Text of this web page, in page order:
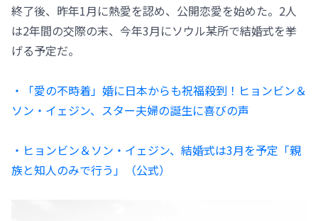
終了後、昨年1月に熱愛を認め、公開恋愛を始めた。2人
は2年間の交際の末、今年3月にソウル某所で結婚式を挙
げる予定だ。
・「愛の不時着」婚に日本からも祝福殺到！ヒョンビン＆
ソン・イェジン、スター夫婦の誕生に喜びの声
・ヒョンビン＆ソン・イェジン、結婚式は3月を予定「親
族と知人のみで行う」（公式）